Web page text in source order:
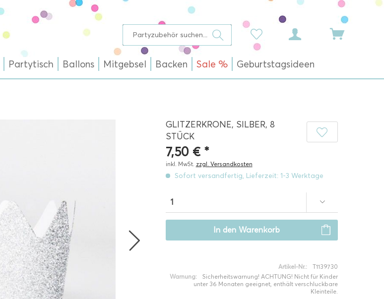
Partytisch Ballons Mitgebsel Backen Sale % Geburtstagsideen
GLITZERKRONE, SILBER, 8
STÜCK
7,50 € *
inkl. MwSt. zzgl. Versandkosten
Sofort versandfertig, Lieferzeit: 1-3 Werktage
In den Warenkorb
Artikel-Nr.:
T1139730
Warnung:
Sicherheitswarnung! ACHTUNG! Nicht für Kinder
unter 36 Monaten geeignet, enthält verschluckbare
Kleinteile.